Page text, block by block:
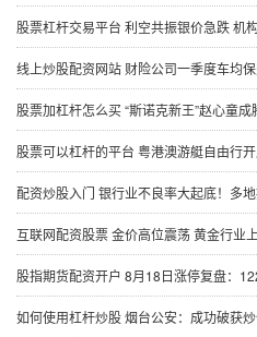
股票杠杆交易平台 利空共振银价急跌 机
线上炒股配资网站 财险公司一季度车均
股票加杠杆怎么买 “斯诺克新王”赵心童
股票可以杠杆的平台 粤港澳游艇自由行开
配资炒股入门 银行业不良率大起底！多
互联网配资股票 金价高位震荡 黄金行业
股指期货配资开户 8月18日涨停复盘：
如何使用杠杆炒股 烟台公安：成功破获